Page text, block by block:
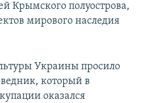
Крымского полуострова,
мирового наследия
Украины просило
который в
оказался